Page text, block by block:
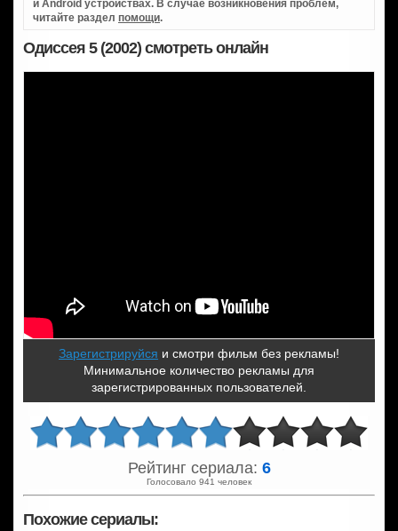
и Android устройствах. В случае возникновения проблем,
читайте раздел помощи.
Одиссея 5 (2002) смотреть онлайн
Зарегистрируйся и смотри фильм без рекламы!
Минимальное количество рекламы для
зарегистрированных пользователей.
Рейтинг сериала: 6
Голосовало 941 человек
Похожие сериалы: